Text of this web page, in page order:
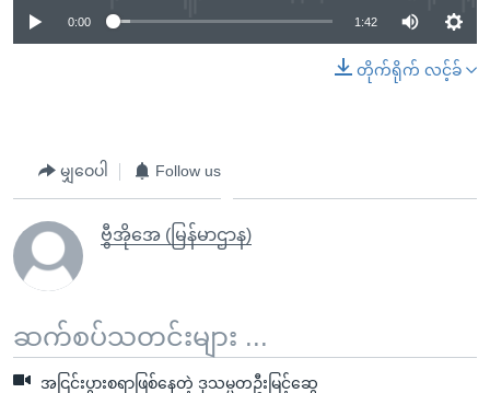
0:00 1:42
တိုက်ရိုက် လင့်ခ်
မျှဝေပါ Follow us
ဗွီအိုအေ (မြန်မာဌာန)
ဆက်စပ်သတင်းများ ...
အငြင်းပွားစရာဖြစ်နေတဲ့ ဒုသမ္မတဦးမြင့်ဆွေ